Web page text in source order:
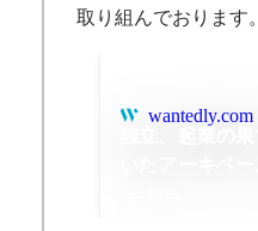
取り組んでおります。
wantedly.com